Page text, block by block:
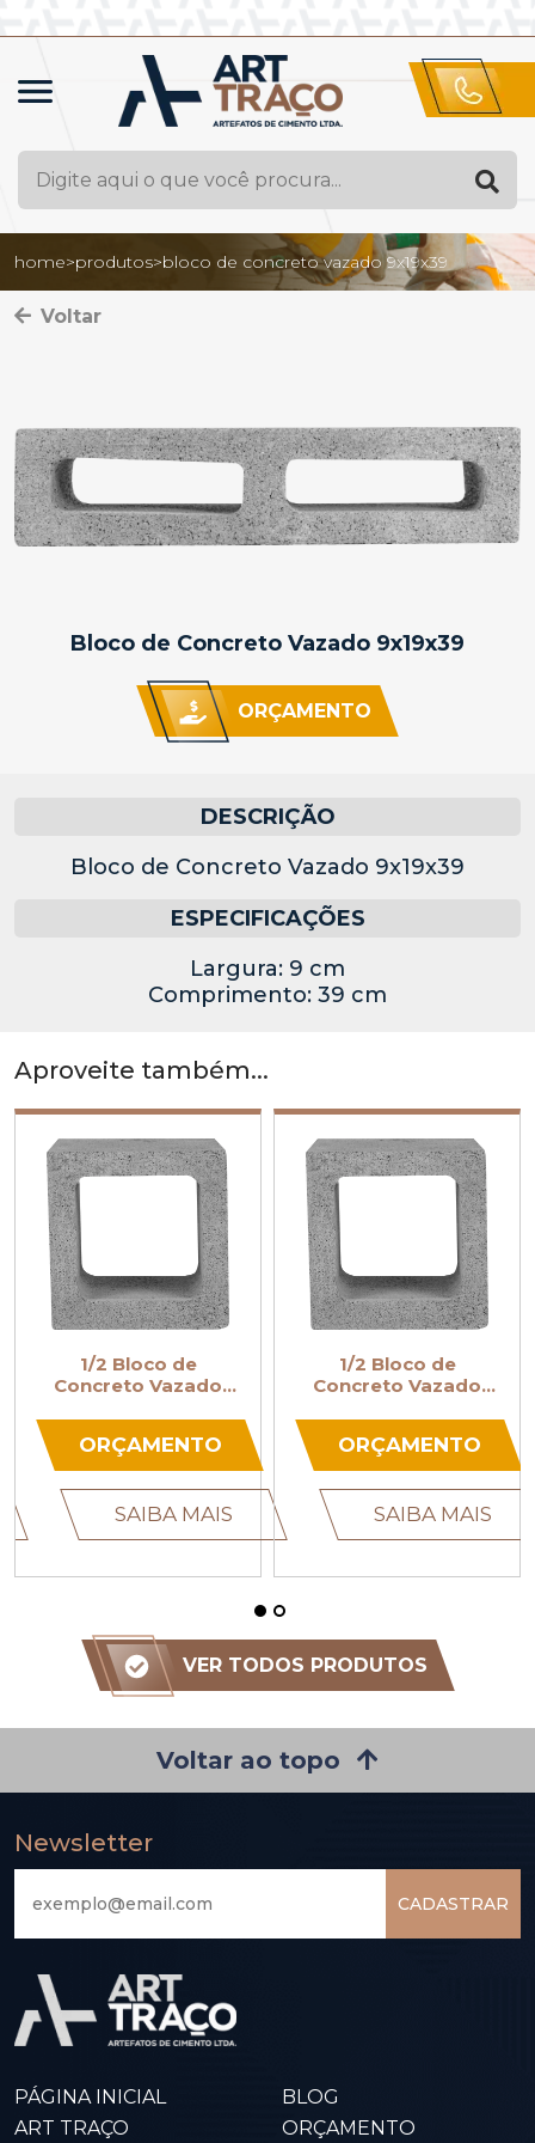
home>produtos>bloco de concreto vazado 9x19x39
Voltar
Bloco de Concreto Vazado 9x19x39
ORÇAMENTO
DESCRIÇÃO
Bloco de Concreto Vazado 9x19x39
ESPECIFICAÇÕES
Largura: 9 cm
Comprimento: 39 cm
Aproveite também...
1/2 Bloco de
Concreto Vazado
ORÇAMENTO
SAIBA MAIS
1/2 Bloco de
Concreto
SAIBA
VER TODOS PRODUTOS
Voltar ao topo
Newsletter
CADASTRAR
PÁGINA INICIAL
ART TRAÇO
BLOG
ORÇAMENTO